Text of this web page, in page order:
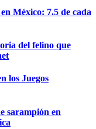
México: 7.5 de cada
del felino que
los Juegos
sarampión en